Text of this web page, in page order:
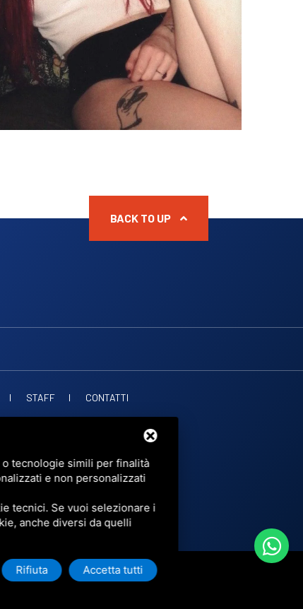
STAFF CONTATTI
BACK TO UP
tecnologie simili per finalità
e non personalizzati
tecnici. Se vuoi selezionare i
anche diversi da quelli
Rifiuta Accetta tutti